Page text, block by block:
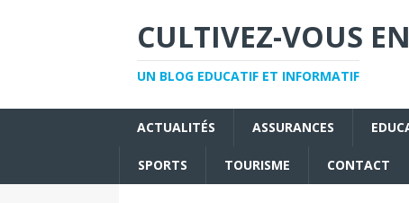
CULTIVEZ-VOUS
UN BLOG EDUCATIF ET INFORMATIF
ACTUALITÉS ASSURANCES
SPORTS TOURISME CONTACT